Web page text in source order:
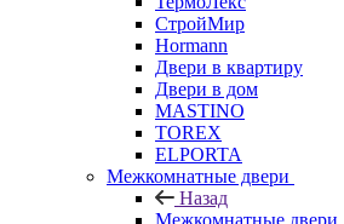
СтройМир
Hormann
Двери в квартиру
Двери в дом
MASTINO
TOREX
ELPORTA
Межкомнатные двери
Назад
Межкомнатные двери